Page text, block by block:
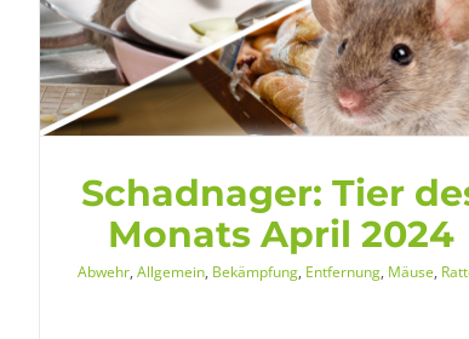
Schadnager: Tier
Monats April 2024
Abwehr, Allgemein, Bekämpfung, Entfernung, Mäuse,